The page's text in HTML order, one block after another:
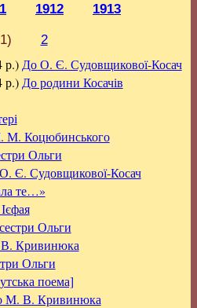
1912
1913
2
р.) До О. Є. Судовщикової-Косач
р.) До родини Косачів
М. Коцюбинського
Ольги
Є. Судовщикової-Косач
те…»
Ольги
Кривинюка
Ольги
поема]
М. В. Кривинюка